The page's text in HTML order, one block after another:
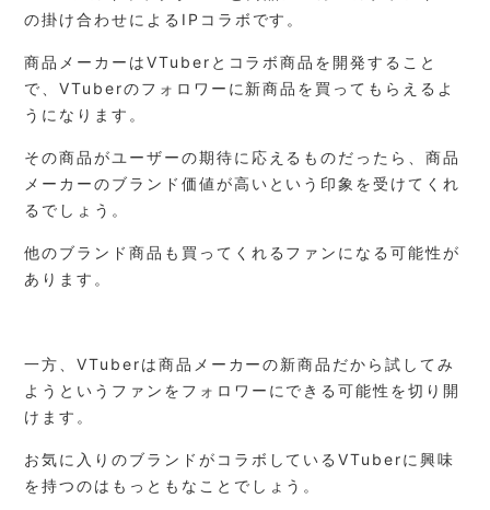
の掛け合わせによるIPコラボです。
商品メーカーはVTuberとコラボ商品を開発すること
で、VTuberのフォロワーに新商品を買ってもらえるよ
うになります。
その商品がユーザーの期待に応えるものだったら、商品
メーカーのブランド価値が高いという印象を受けてくれ
るでしょう。
他のブランド商品も買ってくれるファンになる可能性が
あります。
一方、VTuberは商品メーカーの新商品だから試してみ
ようというファンをフォロワーにできる可能性を切り開
けます。
お気に入りのブランドがコラボしているVTuberに興味
を持つのはもっともなことでしょう。